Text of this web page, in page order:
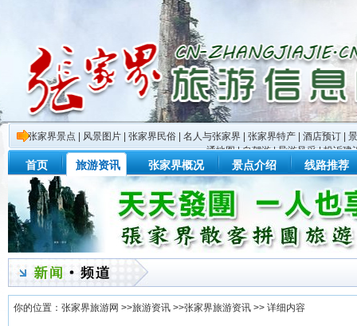
张家界景点 风景图片 张家界民俗 名人与张家界 张家界特产 酒店预订
通地图|自驾游|导游风采|投诉建
首页 旅游资讯 张家界概况 景点介绍 线路推荐
你的位置： 张家界旅游网 >>旅游资讯 >>张家界旅游资讯 >> 详细内容